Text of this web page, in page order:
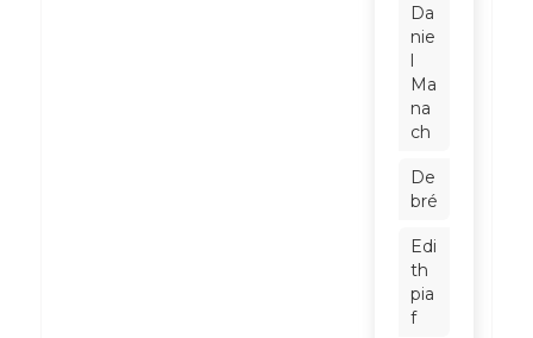
Da
nie
l
Ma
na
ch
De
bré
Edi
th
pia
f